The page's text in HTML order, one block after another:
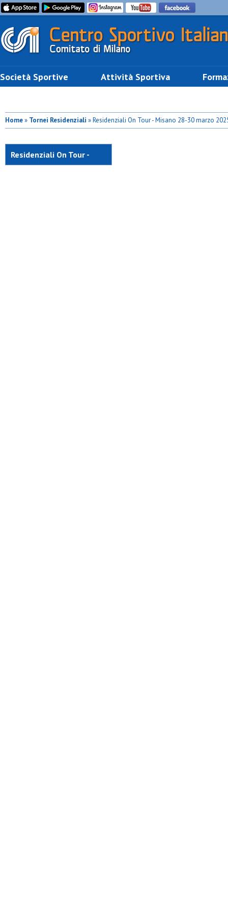
Società Sportive Attività Sportiva
Home» Tornei Residenziali » Residenziali On Tour - Misano 28-30 marzo
Residenziali On Tour -